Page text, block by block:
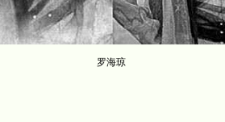
罗海琼